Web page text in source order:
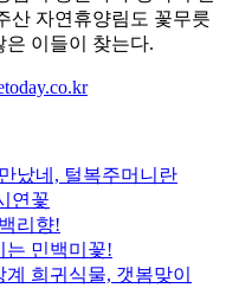
산 자연휴양림도 꽃무릇
은 이들이 찾는다.
났네, 털복주머니란
연꽃
리향!
는 민백미꽃!
희귀식물, 갯봄맞이